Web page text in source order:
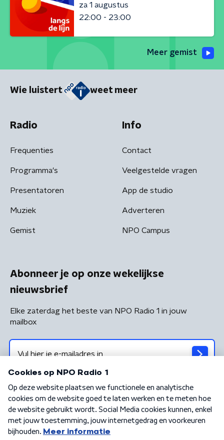
za 1 augustus
22:00 - 23:00
Meer gemist
Wie luistert weet meer
Radio
Frequenties
Programma's
Presentatoren
Muziek
Gemist
Info
Contact
Veelgestelde vragen
App de studio
Adverteren
NPO Campus
Abonneer je op onze wekelijkse
nieuwsbrief
Elke zaterdag het beste van NPO Radio 1 in jouw
mailbox
Algemene voorwaarden